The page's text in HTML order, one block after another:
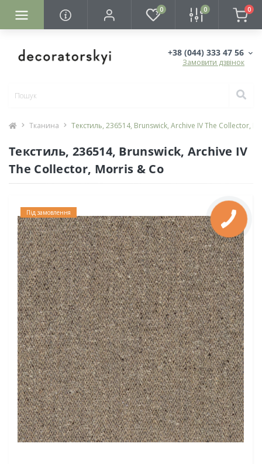
0 0 0
+38 (044) 333 47 56
Замовити дзвінок
Тканина Текстиль, 236514, Brunswick, Archive IV The Collector,
Текстиль, 236514, Brunswick, Archive IV
The Collector, Morris & Co
Під замовлення